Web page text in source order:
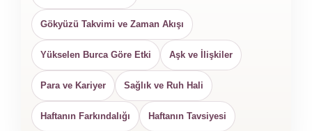
Gökyüzü Takvimi ve Zaman Akışı
Yükselen Burca Göre Etki Aşk ve İlişkiler
Para ve Kariyer Sağlık ve Ruh Hali
Haftanın Farkındalığı Haftanın Tavsiyesi